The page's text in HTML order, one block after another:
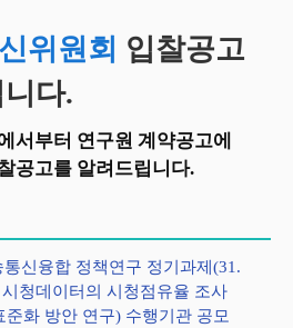
위원회 입찰공고
다.
서부터 연구원 계약공고에
공고를 알려드립니다.
통신융합 정책연구 정기과제(31.
청데이터의 시청점유율 조사
준화 방안 연구) 수행기관 공모